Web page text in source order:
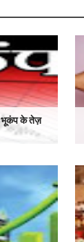
भूकंप के तेज़